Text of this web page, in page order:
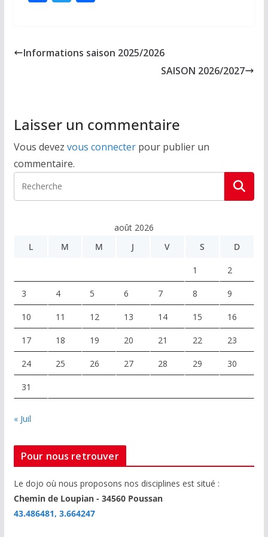
b er g
Informations saison 2025/2026
SAISON 2026/2027
Laisser un commentaire
Vous devez vous connecterpour publier un
commentaire.
août 2026
L
M M J V S D
1 2
3 4 5 6 7 8 9
10 11 12 13 14 15 16
17 18 19 20 21 22 23
24 25 26 27 28 29 30
31
« Juil
Pour nous retrouver
Le dojo où nous proposons nos disciplines est situé :
Chemin de Loupian - 34560 Poussan
43.486481, 3.664247